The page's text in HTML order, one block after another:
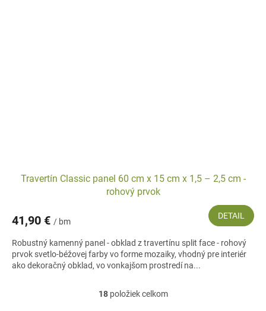
Travertín Classic panel 60 cm x 15 cm x 1,5 – 2,5 cm -
rohový prvok
41,90 € / bm
DETAIL
Robustný kamenný panel - obklad z travertínu split face - rohový
prvok svetlo-béžovej farby vo forme mozaiky, vhodný pre interiér
ako dekoračný obklad, vo vonkajšom prostredí na...
O
18položiek celkom